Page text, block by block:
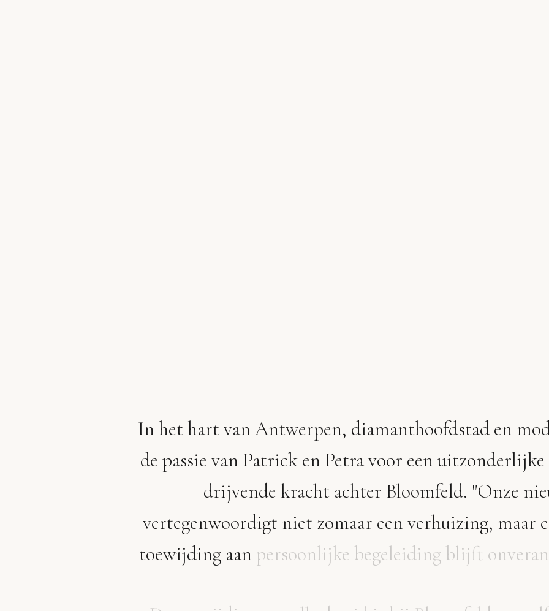
In het hart van Antwerpen, diamanthoofdstad en
de passie van Patrick en Petravoor een uitzonderlijke
drijvende kracht achter Bloomfeld. "Onze
vertegenwoordigt niet zomaar een verhuizing, maar
toewijding aan persoonlijke begeleiding blijft